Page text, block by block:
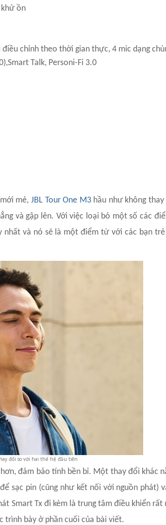
ồn
chỉnh theo thời gian thực, 4 mic dạng
Talk, Personi-Fi 3.0
mới mẻ,JBL Tour One M3hầu như không
và gập lên. Với việc loại bỏ một số các
và nó sẽ là một điểm từ với các bạn
đổi so với hai thế hệ đầu tiên
đảm bảo tính bền bỉ. Một thay đổi khác
sạc pin (cũng như kết nối với nguồn phát)
Smart Tx đi kèm là trung tâm điều khiển
trình bày ở phần cuối của bài viết.